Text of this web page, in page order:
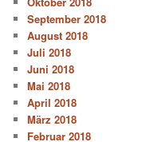
September 2018
August 2018
Juli 2018
Juni 2018
Mai 2018
April 2018
März 2018
Februar 2018